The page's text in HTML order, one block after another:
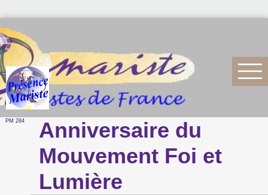
PM 284
Anniversaire du
Mouvement Foi et
Lumière